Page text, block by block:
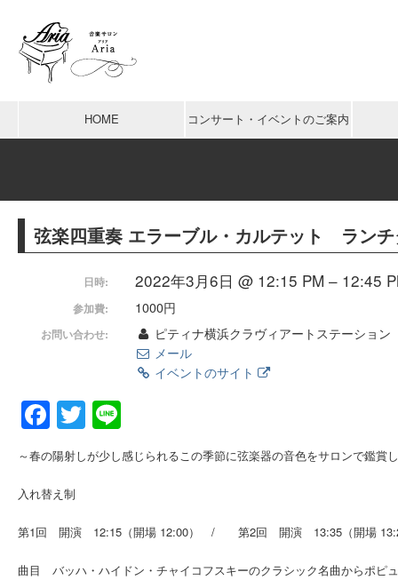
HOME コンサート・イベントのご案内
弦楽四重奏 エラーブル・カルテット ラン
日時: 2022年3月6日 @ 12:15 PM – 12:45
参加費: 1000円
お問い合わせ:
ピティナ横浜クラヴィアートステーション
メール
イベントのサイト
Facebook
Twitter
～春の陽射しが少し感じられるこの季節に弦楽器の音色をサロンで鑑賞
入れ替え制
第1回 開演 12:15（開場 12:00） / 第2回 開演 13:35（開場
曲目 バッハ・ハイドン・チャイコフスキーのクラシック名曲からポピ